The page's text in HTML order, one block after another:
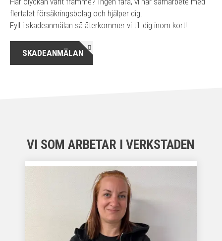
flertalet försäkringsbolag och hjälper dig.
Fyll i skadeanmälan så återkommer vi till dig inom kort!
SKADEANMÄLAN
VI SOM ARBETAR I VERKSTADEN